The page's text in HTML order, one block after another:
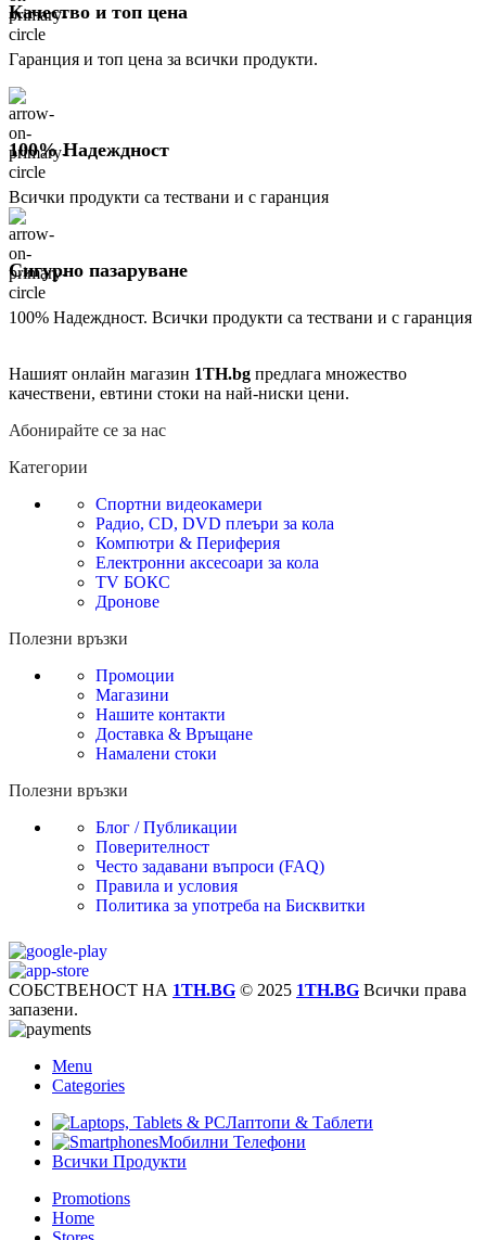
Качество и топ цена
Гаранция и топ цена за всички продукти.
100% Надеждност
Всички продукти са тествани и с гаранция
Сигурно пазаруване
100% Надеждност. Всички продукти са тествани и с гаранция
Нашият онлайн магазин 1TH.bg предлага множество
качествени, евтини стоки на най-ниски цени.
Абонирайте се за нас
Категории
Спортни видеокамери
Радио, CD, DVD плеъри за кола
Компютри & Периферия
Електронни аксесоари за кола
TV БОКС
Дронове
Полезни връзки
Промоции
Магазини
Нашите контакти
Доставка & Връщане
Намалени стоки
Полезни връзки
Блог / Публикации
Поверителност
Често задавани въпроси (FAQ)
Правила и условия
Политика за употреба на Бисквитки
СОБСТВЕНОСТ НА 1TH.BG © 2025 1TH.BG Всички права
запазени.
Menu
Categories
Лаптопи & Таблети
Мобилни Телефони
Всички Продукти
Promotions
Home